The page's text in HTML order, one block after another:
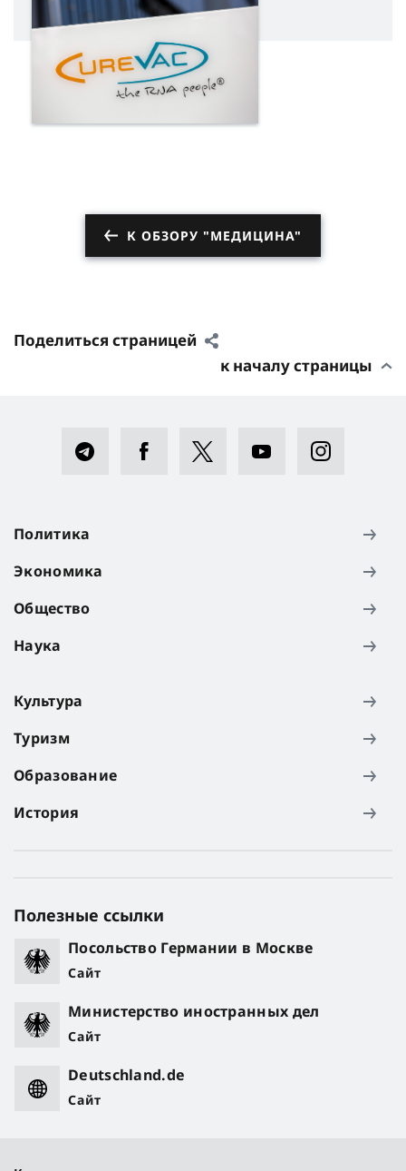
К ОБЗОРУ "МЕДИЦИНА"
Поделиться страницей
к началу страницы
Политика
Экономика
Общество
Наука
Культура
Туризм
Образование
История
Полезные ссылки
Посольство Германии в Москве
Сайт
Министерство иностранных дел
Сайт
Deutschland.de
Сайт